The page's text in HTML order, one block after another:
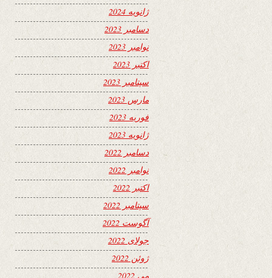
ژانویه 2024
دسامبر 2023
نوامبر 2023
اکتبر 2023
سپتامبر 2023
مارس 2023
فوریه 2023
ژانویه 2023
دسامبر 2022
نوامبر 2022
اکتبر 2022
سپتامبر 2022
آگوست 2022
جولای 2022
ژوئن 2022
می 2022